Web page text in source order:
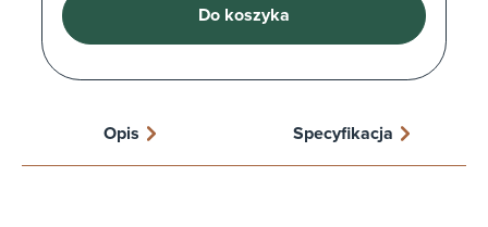
Do koszyka
Opis Specyfikacja